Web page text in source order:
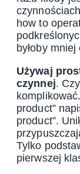
how to
byłoby
Używaj
czynnej.
product”
product”.
Tylko
pierwszej